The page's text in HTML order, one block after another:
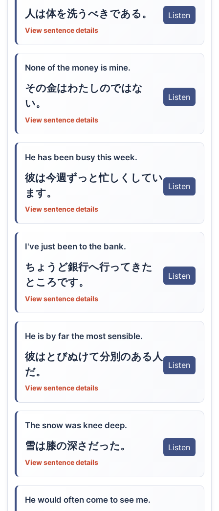
人は体を洗うべきである。 Listen
View sentence details
None of the money is mine.
その金はわたしのではな
い。
Listen
View sentence details
He has been busy this week.
彼は今週ずっと忙しくしてい
ます。
Listen
View sentence details
I've just been to the bank.
ちょうど銀行へ行ってきた
ところです。
Listen
View sentence details
He is by far the most sensible.
彼はとびぬけて分別のある人
だ。
Listen
View sentence details
The snow was knee deep.
雪は膝の深さだった。 Listen
View sentence details
He would often come to see me.